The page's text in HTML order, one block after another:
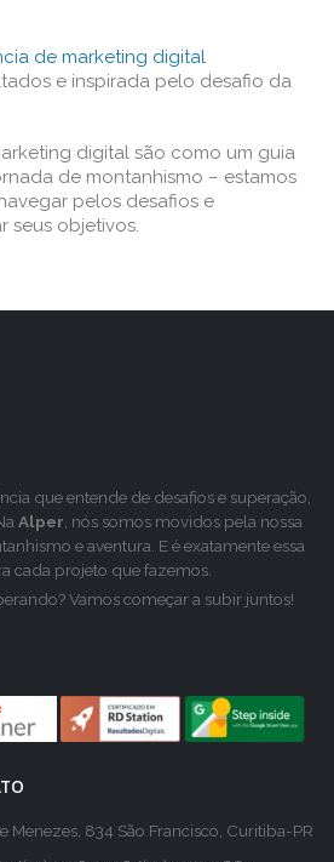
de marketing digital
e inspirada pelo desafio da
digital são como um guia
de montanhismo – estamos
pelos desafios e
seus objetivos.
que entende de desafios e superação,
Alper , nós somos movidos pela nossa
e aventura. E é exatamente essa
cada projeto que fazemos.
Vamos começar a subir juntos!
Menezes, 834 São Francisco, Curitiba-PR